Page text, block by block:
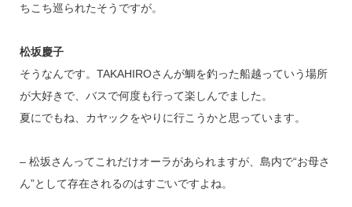
ちこち巡られたそうですが。
松坂慶子
そうなんです。TAKAHIROさんが鯛を釣った船越っていう場所
が大好きで、バスで何度も行って楽しんでました。
夏にでもね、カヤックをやりに行こうかと思っています。
– 松坂さんってこれだけオーラがあられますが、島内で“お母さ
ん”として存在されるのはすごいですよね。